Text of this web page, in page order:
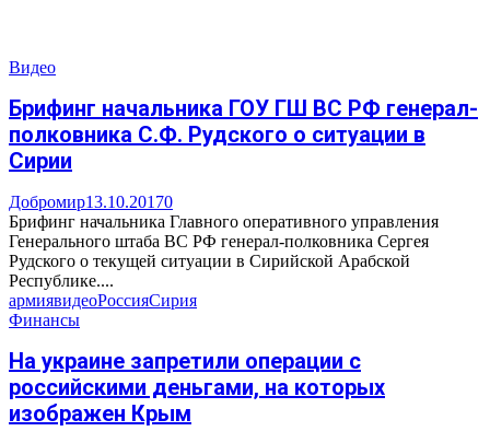
Видео
Брифинг начальника ГОУ ГШ ВС РФ генерал-
полковника С.Ф. Рудского о ситуации в
Сирии
Добромир13.10.20170
Брифинг начальника Главного оперативного управления
Генерального штаба ВС РФ генерал-полковника Сергея
Рудского о текущей ситуации в Сирийской Арабской
Республике....
армиявидеоРоссияСирия
Финансы
На украине запретили операции с
российскими деньгами, на которых
изображен Крым